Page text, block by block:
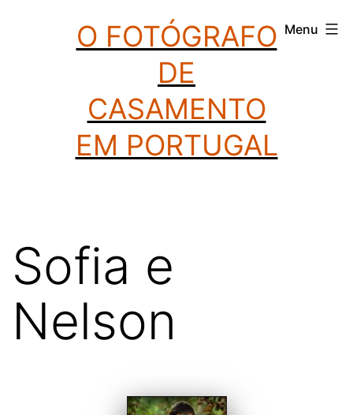
O FOTÓGRAFO
DE
CASAMENTO
EM PORTUGAL
Menu
Sofia e
Nelson